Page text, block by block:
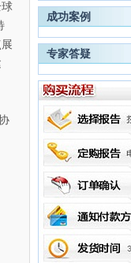
成功案例
专家答疑